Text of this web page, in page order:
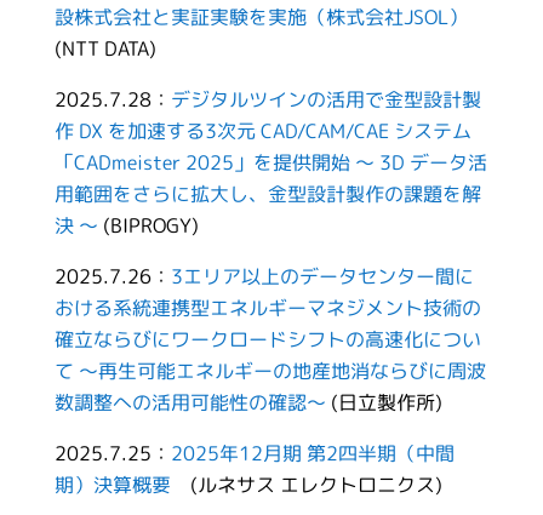
設株式会社と実証実験を実施（株式会社JSOL）
(NTT DATA)
2025.7.28： デジタルツインの活用で金型設計製
作 DX を加速する3次元 CAD/CAM/CAE システム
「CADmeister 2025」を提供開始 ～ 3D データ活
用範囲をさらに拡大し、金型設計製作の課題を解
決 ～ (BIPROGY)
2025.7.26： 3エリア以上のデータセンター間に
おける系統連携型エネルギーマネジメント技術の
確立ならびにワークロードシフトの高速化につい
て ～再生可能エネルギーの地産地消ならびに周波
数調整への活用可能性の確認～ (日立製作所)
2025.7.25： 2025年12月期 第2四半期（中間
期）決算概要 (ルネサス エレクトロニクス)